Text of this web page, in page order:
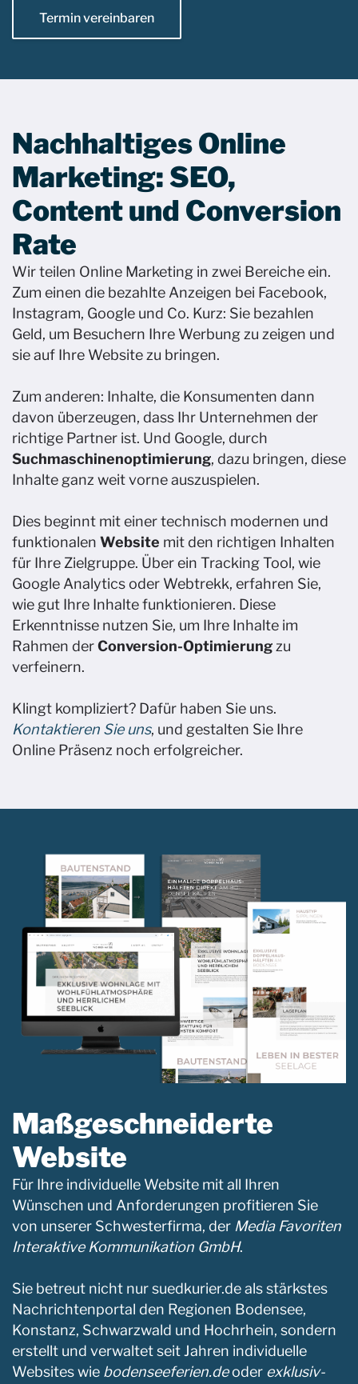
Termin vereinbaren
Nachhaltiges Online
Marketing: SEO,
Content und Conversion
Rate ​
Wir teilen Online Marketing in zwei Bereiche ein.
Zum einen die bezahlte Anzeigen bei Facebook,
Instagram, Google und Co. Kurz: Sie bezahlen
Geld, um Besuchern Ihre Werbung zu zeigen und
sie auf Ihre Website zu bringen.
Zum anderen: Inhalte, die Konsumenten dann
davon überzeugen, dass Ihr Unternehmen der
richtige Partner ist. Und Google, durch
Suchmaschinenoptimierung, dazu bringen, diese
Inhalte ganz weit vorne auszuspielen. ​
Dies beginnt mit einer technisch modernen und
funktionalen Website mit den richtigen Inhalten
für Ihre Zielgruppe. Über ein Tracking Tool, wie
Google Analytics oder Webtrekk, erfahren Sie,
wie gut Ihre Inhalte funktionieren. Diese
Erkenntnisse nutzen Sie, um Ihre Inhalte im
Rahmen derConversion-Optimierungzu
verfeinern. ​
Klingt kompliziert? Dafür haben Sie uns.
Kontaktieren Sie uns, und gestalten Sie Ihre
Online Präsenz noch erfolgreicher. ​
Maßgeschneiderte
Website ​
Für Ihre individuelle Website mit all Ihren
Wünschen und Anforderungen profitieren Sie
von unserer Schwesterfirma, der Media Favoriten
Interaktive Kommunikation GmbH.
Sie betreut nicht nur suedkurier.de als stärkstes
Nachrichtenportal den Regionen Bodensee,
Konstanz, Schwarzwald und Hochrhein, sondern
erstellt und verwaltet seit Jahren individuelle
Websites wie bodenseeferien.deoder exklusiv-